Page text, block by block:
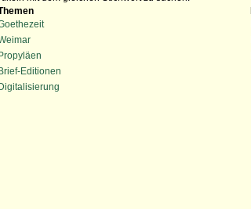
Propyläen
Brief-Editionen
Digitalisierung